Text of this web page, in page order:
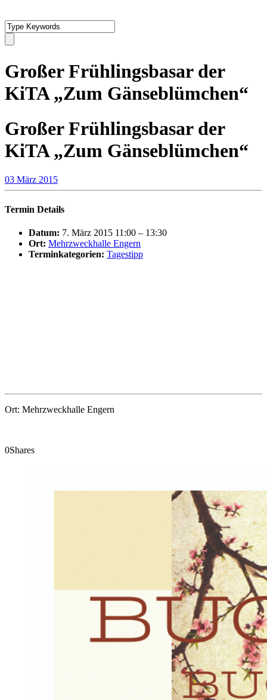
Großer Frühlingsbasar der
KiTA „Zum Gänseblümchen“
Großer Frühlingsbasar der
KiTA „Zum Gänseblümchen“
03 März 2015
Termin Details
Datum: 7. März 2015 11:00 – 13:30
Ort: Mehrzweckhalle Engern
Terminkategorien: Tagestipp
Ort: Mehrzweckhalle Engern
0Shares